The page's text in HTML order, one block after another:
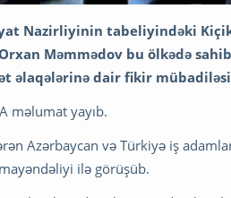
Nazirliyinin tabeliyindəki
Məmmədov bu ölkədə
əlaqələrinə dair fikir
məlumat yayıb.
Azərbaycan və Türkiyə iş
ilə görüşüb.